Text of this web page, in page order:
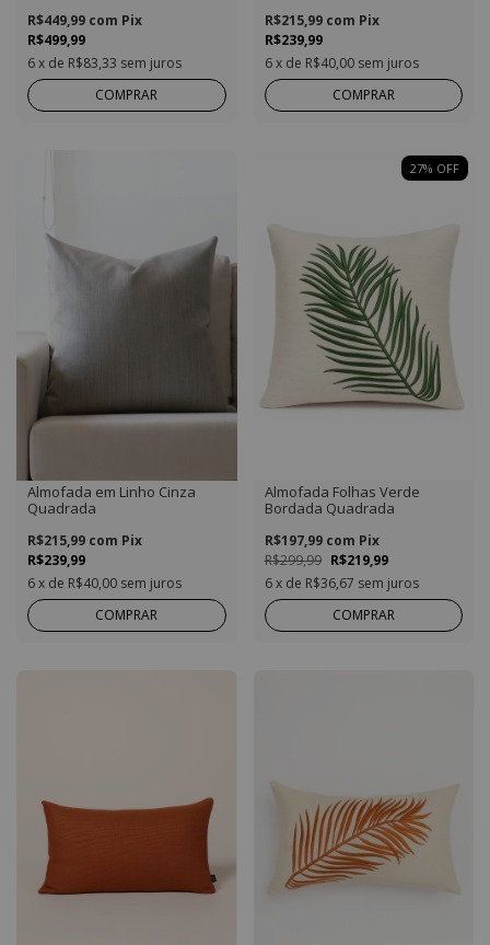
R$499,99
R$449,99 com Pix
6x de R$83,33 sem juros
COMPRAR
R$239,99
R$215,99 com Pix
6 x de R$40,00 sem juros
COMPRAR
Almofada em Linho Cinza
Quadrada
R$239,99
R$215,99 com Pix
6x de R$40,00 sem juros
COMPRAR
27% OFF
Almofada Folhas Verde
Bordada Quadrada
R$299,99 R$219,99
R$197,99 com Pix
6 x de R$36,67 sem juros
COMPRAR